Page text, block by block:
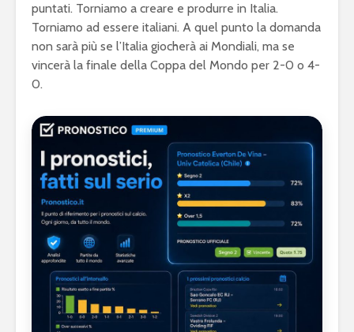
puntati. Torniamo a creare e produrre in Italia.
Torniamo ad essere italiani. A quel punto la domanda
non sarà più se l’Italia giocherà ai Mondiali, ma se
vincerà la finale della Coppa del Mondo per 2-0 o 4-
0.